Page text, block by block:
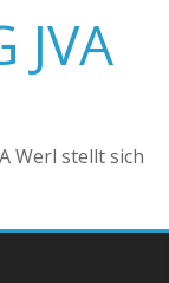
JVA
Werl stellt sich